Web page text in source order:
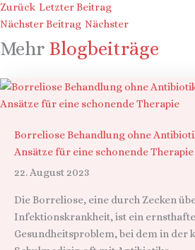
Zurück Letzter Beitrag
Nächster Beitrag Nächster
Mehr Blogbeiträge
Borreliose Behandlung ohne
Ansätze für eine schonende Therapie
22. August 2023
Die Borreliose, eine durch Zecken
Infektionskrankheit, ist ein
Gesundheitsproblem, bei dem in der